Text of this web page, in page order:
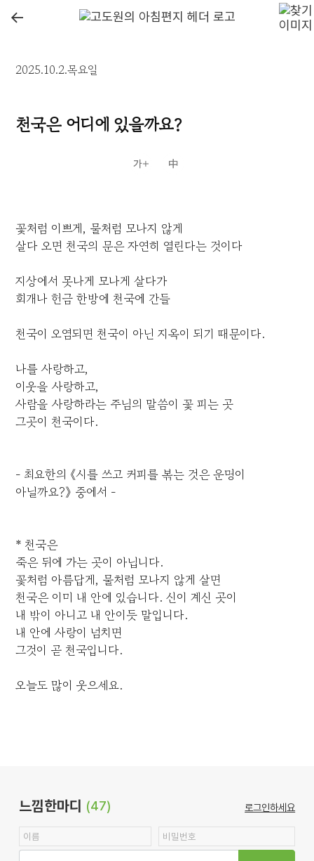
←
2025.10.2.목요일
천국은 어디에 있을까요?
꽃처럼 이쁘게, 물처럼 모나지 않게
살다 오면 천국의 문은 자연히 열린다는 것이다
지상에서 못나게 모나게 살다가
회개나 헌금 한방에 천국에 간들
천국이 오염되면 천국이 아닌 지옥이 되기 때문이다.
나를 사랑하고,
이웃을 사랑하고,
사람을 사랑하라는 주님의 말씀이 꽃 피는 곳
그곳이 천국이다.
- 최요한의 《시를 쓰고 커피를 볶는 것은 운명이
아닐까요?》 중에서 -
* 천국은
죽은 뒤에 가는 곳이 아닙니다.
꽃처럼 아름답게, 물처럼 모나지 않게 살면
천국은 이미 내 안에 있습니다. 신이 계신 곳이
내 밖이 아니고 내 안이듯 말입니다.
내 안에 사랑이 넘치면
그것이 곧 천국입니다.
오늘도 많이 웃으세요.
느낌한마디 (47) 로그인하세요